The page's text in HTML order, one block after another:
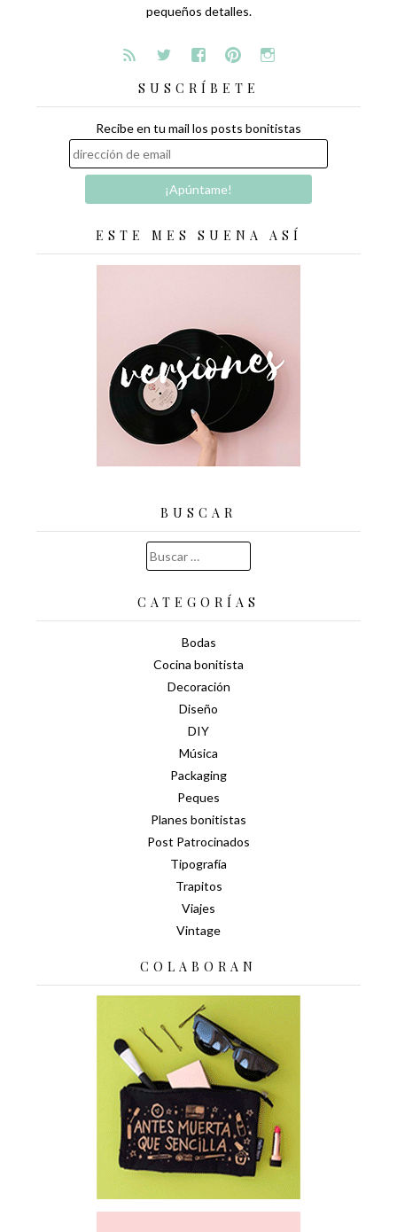
pequeños detalles.
SUSCRÍBETE
Recibe en tu mail los posts bonitistas
ESTE MES SUENA ASÍ
BUSCAR
Buscar:
CATEGORÍAS
Bodas
Cocina bonitista
Decoración
Diseño
DIY
Música
Packaging
Peques
Planes bonitistas
Post Patrocinados
Tipografía
Trapitos
Viajes
Vintage
COLABORAN